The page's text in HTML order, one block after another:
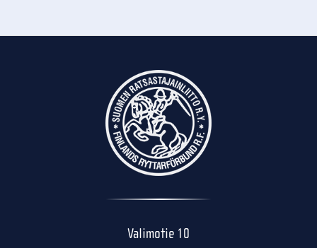
Valimotie 10